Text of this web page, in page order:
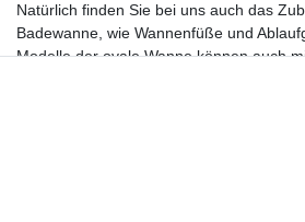
Natürlich finden Sie bei uns auch das
Badewanne, wie Wannenfüße und
Modelle der ovale Wanne können auch